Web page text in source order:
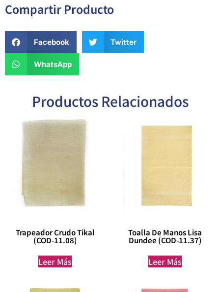
Compartir Producto
Facebook Twitter
WhatsApp
Productos Relacionados
Trapeador Crudo Tikal
(COD-11.08)
Leer Más
Toalla De Manos Lisa
Dundee (COD-11.37)
Leer Más